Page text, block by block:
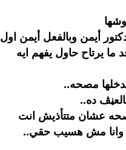
أيمن وبالفعل أيمن اول
يرتاح حاول يفهم ايه
مصحه..
ده..
عشان متتأذيش انت
وانا مش هسيب حقي..